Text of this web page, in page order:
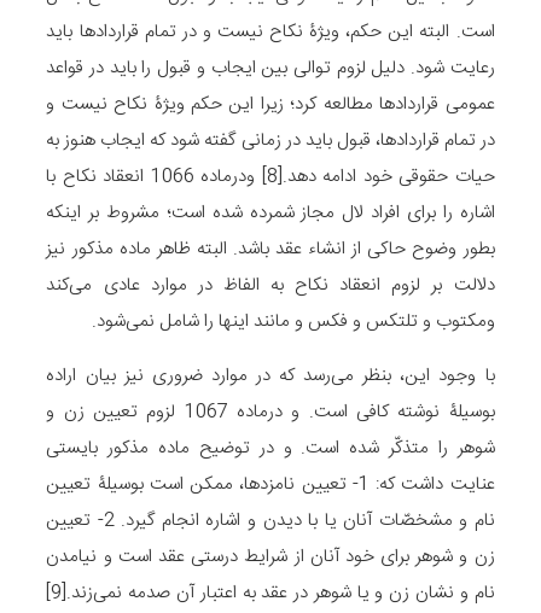
است. البته این حکم، ویژۀ نکاح نیست و در تمام قراردادها باید
رعایت شود. دلیل لزوم توالی بین ایجاب و قبول را باید در قواعد
عمومی قراردادها مطالعه کرد؛ زیرا این حکم ویژۀ نکاح نیست و
در تمام قراردادها، قبول باید در زمانی گفته شود که ایجاب هنوز به
حیات حقوقی خود ادامه دهد.[8] ودرماده 1066 انعقاد نکاح با
اشاره را برای افراد لال مجاز شمرده شده است؛ مشروط بر اینکه
بطور وضوح حاکی از انشاء عقد باشد. البته ظاهر ماده مذکور نیز
دلالت بر لزوم انعقاد نکاح به الفاظ در موارد عادی می‌کند
ومکتوب و تلتکس و فکس و مانند اینها را شامل نمی‌شود.
با وجود این، بنظر می‌رسد که در موارد ضروری نیز بیان اراده
بوسیلۀ نوشته کافی است. و درماده 1067 لزوم تعیین زن و
شوهر را متذکّر شده است. و در توضیح ماده مذکور بایستی
عنایت داشت که: 1- تعیین نامزدها، ممکن است بوسیلۀ تعیین
نام و مشخصّات آنان یا با دیدن و اشاره انجام گیرد. 2- تعیین
زن و شوهر برای خود آنان از شرایط درستی عقد است و نیامدن
نام و نشان زن و یا شوهر در عقد به اعتبار آن صدمه نمی‌زند.[9]